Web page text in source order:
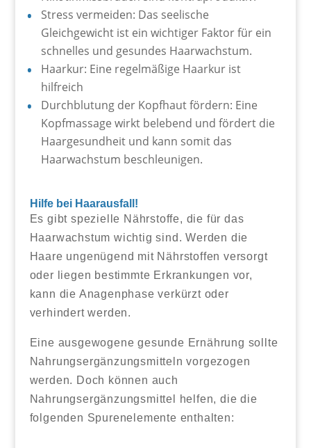
Stress vermeiden: Das seelische
Gleichgewicht ist ein wichtiger Faktor für ein
schnelles und gesundes Haarwachstum.
Haarkur: Eine regelmäßige Haarkur ist
hilfreich
Durchblutung der Kopfhaut fördern: Eine
Kopfmassage wirkt belebend und fördert die
Haargesundheit und kann somit das
Haarwachstum beschleunigen.
Hilfe bei Haarausfall!
Es gibt spezielle Nährstoffe, die für das
Haarwachstum wichtig sind. Werden die
Haare ungenügend mit Nährstoffen versorgt
oder liegen bestimmte Erkrankungen vor,
kann die Anagenphase verkürzt oder
verhindert werden.
Eine ausgewogene gesunde Ernährung sollte
Nahrungsergänzungsmitteln vorgezogen
werden. Doch können auch
Nahrungsergänzungsmittel helfen, die die
folgenden Spurenelemente enthalten: